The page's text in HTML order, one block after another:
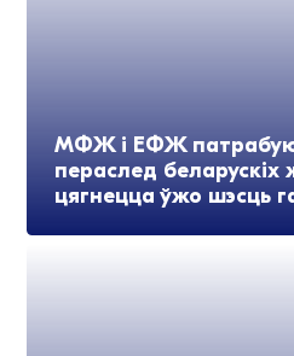
МФЖ і ЕФЖ
пераслед беларускіх
цягнецца ўжо шэсць